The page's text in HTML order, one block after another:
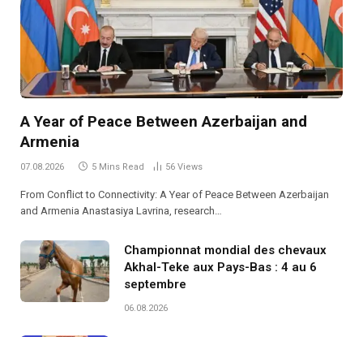
A Year of Peace Between Azerbaijan and
Armenia
07.08.2026 5 Mins Read 56 Views
From Conflict to Connectivity: A Year of Peace Between Azerbaijan
and Armenia Anastasiya Lavrina, research…
Championnat mondial des chevaux
Akhal-Teke aux Pays-Bas : 4 au 6
septembre
06.08.2026